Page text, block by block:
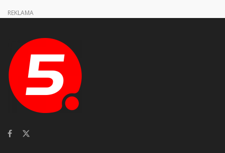
REKLAMA